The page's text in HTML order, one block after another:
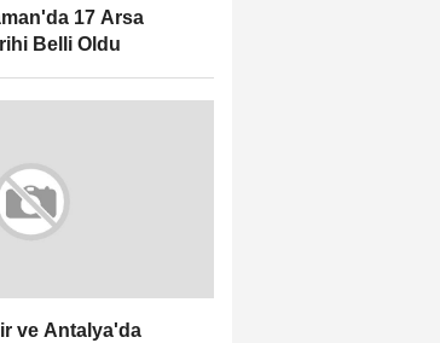
17 Arsa
Belli Oldu
ve Antalya'da